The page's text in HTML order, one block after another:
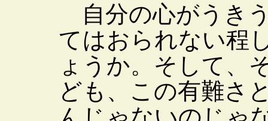
自分の心がうき
てはおられない程
ょうか。そして、
ども、この有難さ